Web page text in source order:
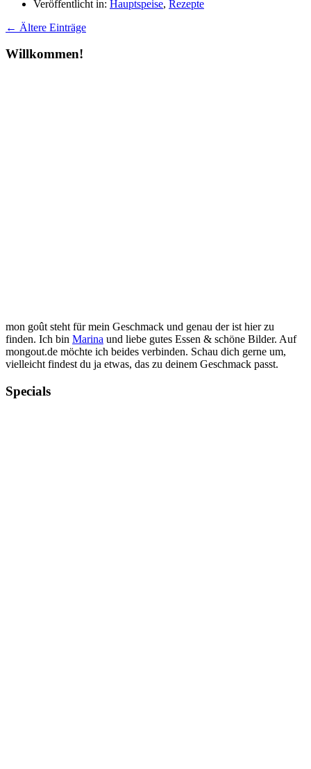
Veröffentlicht in: Hauptspeise, Rezepte
← Ältere Einträge
Willkommen!
mon goût steht für mein Geschmack und genau der ist hier zu
finden. Ich bin Marina und liebe gutes Essen & schöne Bilder. Auf
mongout.de möchte ich beides verbinden. Schau dich gerne um,
vielleicht findest du ja etwas, das zu deinem Geschmack passt.
Specials